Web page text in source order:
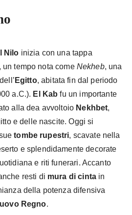
Nilo inizia con una tappa
, un tempo nota come Nekheb, una
Egitto, abitata fin dal periodo
a.C.). El Kab fu un importante
alla dea avvoltoio Nekhbet,
e delle nascite. Oggi si
tombe rupestri, scavate nella
e splendidamente decorate
e riti funerari. Accanto
resti di mura di cinta in
della potenza difensiva
Regno.